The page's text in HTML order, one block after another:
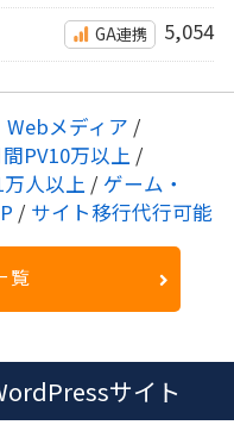
GA連携 5,054
Webメディア /
PV10万以上 /
人以上 / ゲーム・
/ サイト移行代行可能
覧
サイト